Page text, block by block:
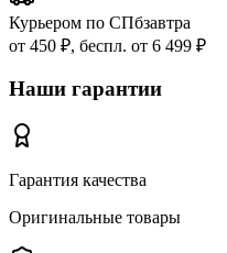
Курьером по СПбзавтра
от 450 ₽, беспл. от 6 499 ₽
Наши гарантии
Гарантия качества
Оригинальные товары